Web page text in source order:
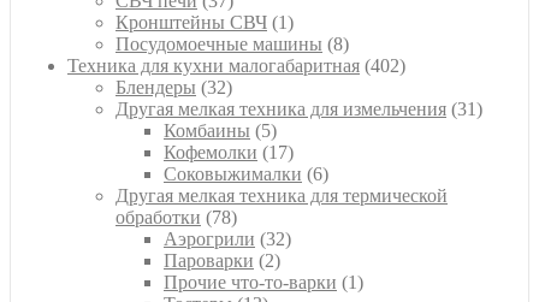
товаров
Кронштейны СВЧ 11
товар
Посудомоечные машины 88
товаров
Техника для кухни малогабаритная 402402
Блендеры 3232
товара
Другая мелкая техника для измельчения 3131
Комбаины 55
товаров
Кофемолки 1717
товаров
Соковыжималки 66
товаров
Другая мелкая техника для термической
обработки
7878
товаров
Аэрогрили 3232
Пароварки 22
товара
Прочие что-то-варки 11